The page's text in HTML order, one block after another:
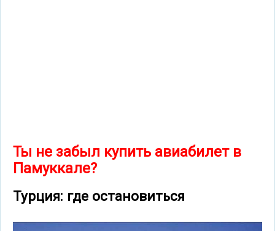
Ты не забыл купить авиабилет в
Памуккале?
Турция: где остановиться